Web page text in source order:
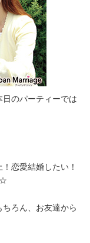
のパーティーでは
恋愛結婚したい！
☆
ろん、お友達から